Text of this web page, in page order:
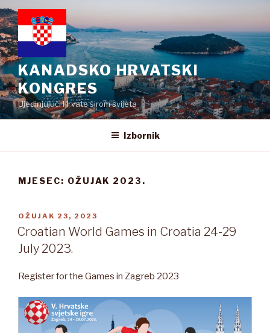
Preskoči
na
sadržaj
KANADSKO HRVATSKI
KONGRES
Ujedinjujući Hrvate širom svijeta
Izbornik
MJESEC: OŽUJAK 2023.
OBJAVLJENO
OŽUJAK 23, 2023
Croatian World Games in Croatia 24-29
July 2023.
Register for the Games in Zagreb 2023